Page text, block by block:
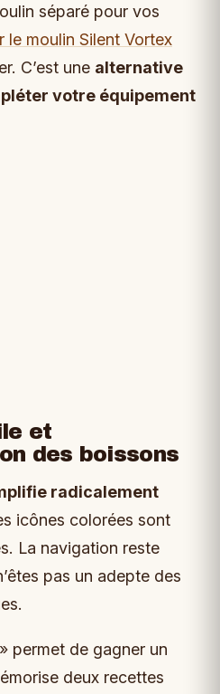
séparé pour vos
le moulin Silent Vortex
C’est une alternative
votre équipement
et
des boissons
radicalement
icônes colorées sont
La navigation reste
pas un adepte des
permet de gagner un
deux recettes